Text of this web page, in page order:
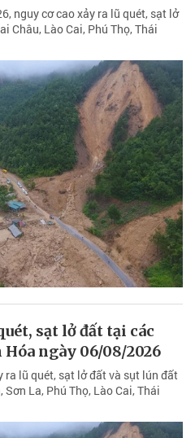
nguy cơ cao xảy ra lũ quét, sạt lở
Châu, Lào Cai, Phú Thọ, Thái
sạt lở đất tại các
ngày 06/08/2026
ra lũ quét, sạt lở đất và sụt lún đất
La, Phú Thọ, Lào Cai, Thái